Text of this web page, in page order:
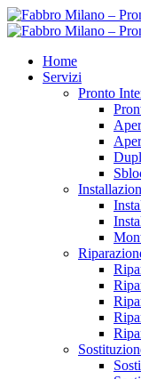
Home
Servizi
Pronto